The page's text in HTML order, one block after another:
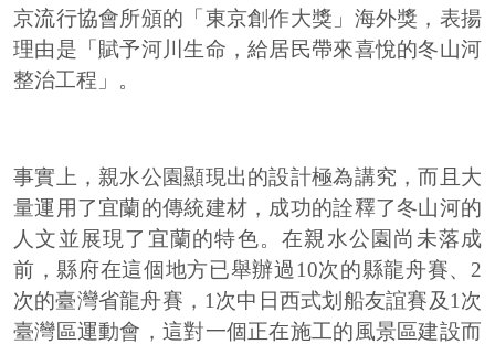
京流行協會所頒的「東京創作大獎」海外獎，表揚
理由是「賦予河川生命，給居民帶來喜悅的冬山河
整治工程」。
事實上，親水公園顯現出的設計極為講究，而且大
量運用了宜蘭的傳統建材，成功的詮釋了冬山河的
人文並展現了宜蘭的特色。在親水公園尚未落成
前，縣府在這個地方已舉辦過10次的縣龍舟賽、2
次的臺灣省龍舟賽，1次中日西式划船友誼賽及1次
臺灣區運動會，這對一個正在施工的風景區建設而